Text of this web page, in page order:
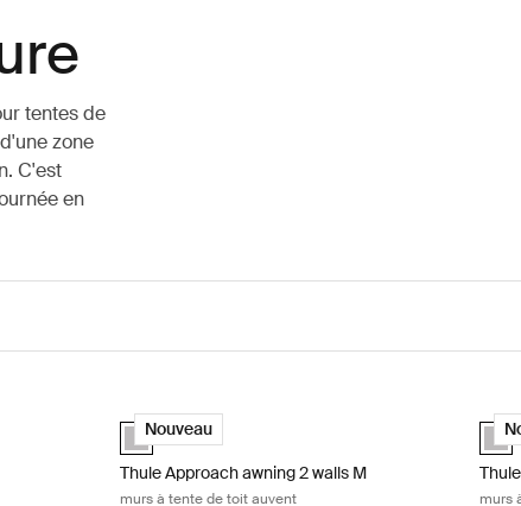
tentes de
zone
C'est
en
de tente de toit Ashland greyThule Approach awning 2 walls M murs à tente de toit
Nouveau
Ashland grey (selected)
Thule Approach awning 2 walls M
murs à tente de toit auvent murs